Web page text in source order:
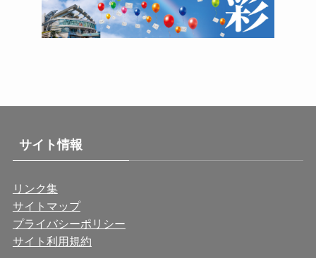
サイト情報
リンク集
サイトマップ
プライバシーポリシー
サイト利用規約